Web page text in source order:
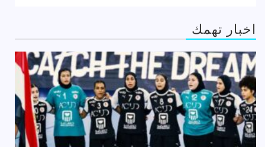
اخبار تهمك